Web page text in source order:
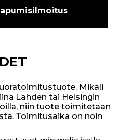
Mikäli
Lahden tai Helsingin
niin tuote toimitetaan
Toimitusaika on noin